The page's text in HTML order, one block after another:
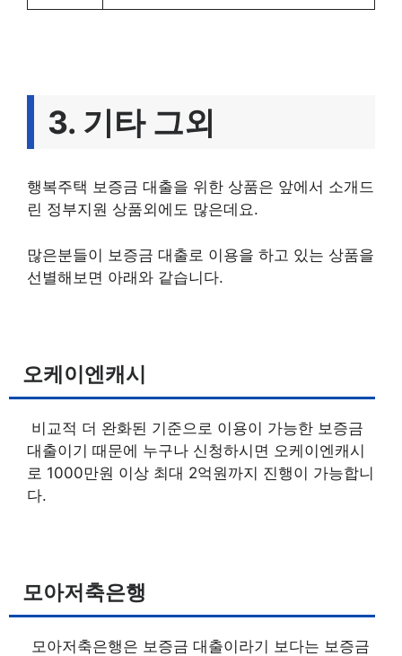
3. 기타 그외
행복주택 보증금 대출을 위한 상품은 앞에서 소개드
린 정부지원 상품외에도 많은데요.
많은분들이 보증금 대출로 이용을 하고 있는 상품을
선별해보면 아래와 같습니다.
오케이엔캐시
비교적 더 완화된 기준으로 이용이 가능한 보증금
대출이기 때문에 누구나 신청하시면 오케이엔캐시
로 1000만원 이상 최대 2억원까지 진행이 가능합니
다.
모아저축은행
모아저축은행은 보증금 대출이라기 보다는 보증금